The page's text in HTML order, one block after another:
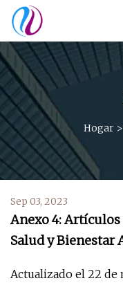
Hogar >
Sep 03, 2023
Anexo 4: Artículos
Salud y Bienestar
Actualizado el 22 de